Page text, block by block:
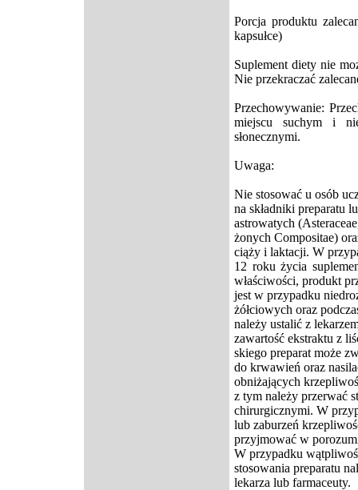
Porcja produktu
kapsułce)
Suplement diety nie
Nie przekraczać
Przechowywanie:
miejscu suchym i
słonecznymi.
Uwaga:
Nie stosować u osób
na składniki preparatu
astrowatych
żonych Compositae)
ciąży i laktacji. W
12 roku życia
właściwości, produkt
jest w przypadku
żółciowych oraz
należy ustalić z
zawartość ekstraktu z
skiego preparat może
do krwawień oraz
obniżających
z tym należy przerwać
chirurgicznymi. W
lub zaburzeń
przyjmować w
W przypadku
stosowania preparatu
lekarza lub farmaceuty.